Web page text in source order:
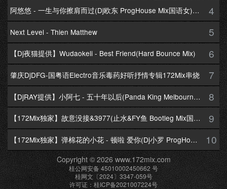
阿悠悠 - 一生与你擦肩而过(Dj欧东 ProgHouse Mix国语女)Dj小耀修改 4
Next Level - Thien Matthew 5
【Dj夜猫提供】Wudaokeli - Best Friend(Hard Bounce Mix) 6
肇庆DjDFG-国粤语Electro音乐毒药好听抒情专辑172Mix串烧 7
【DjRAY提供】小阿七 - 五十年以后(Panda King Melbourne Mix国语女) 8
【172Mix独家】故意没接&3977(止水&FY鱼 Bootleg Mix国语男) 9
【172Mix独家】弹棉花的小花 - 顿啦 爱你(Dj小罗 ProgHouse Mix国语女)v2 10
Copyright © 2026 www.172mix.com
桂公网安备 45010002450662 号
桂网文〔2024〕3347-059号
许可证：桂ICP备2021007224号